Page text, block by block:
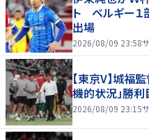
ト ベルギー１
出場
2026/08/09 23:58
【東京V】城福
機的状況」勝
2026/08/09 23:15